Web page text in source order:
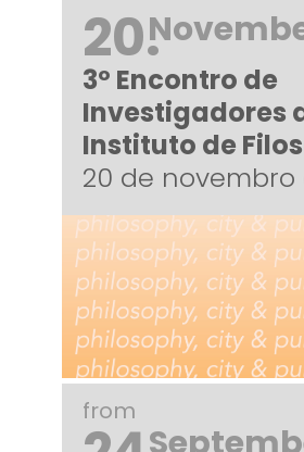
20.
3º Encontro de
Investigadores
Instituto de
20 de novembro
from